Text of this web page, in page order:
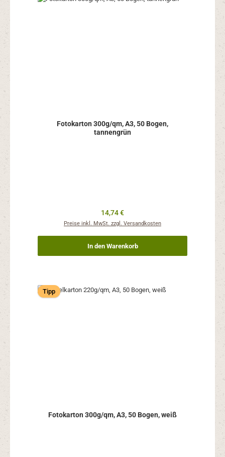
Fotokarton 300g/qm, A3, 50 Bogen,
tannengrün
Regulärer Preis:
14,74 €
Preise inkl. MwSt. zzgl. Versandkosten
In den Warenkorb
Tipp
Fotokarton 300g/qm, A3, 50 Bogen, weiß